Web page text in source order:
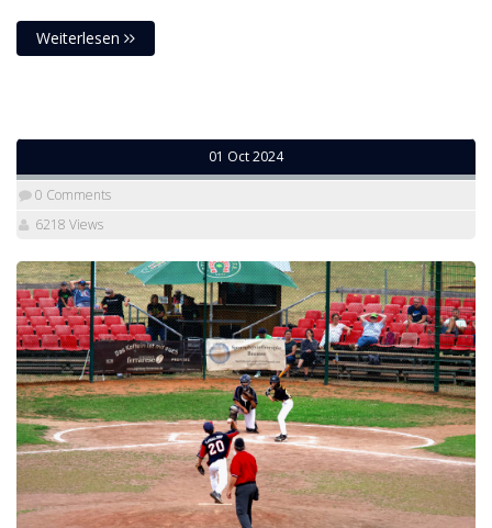
Weiterlesen
01 Oct 2024
0 Comments
6218 Views